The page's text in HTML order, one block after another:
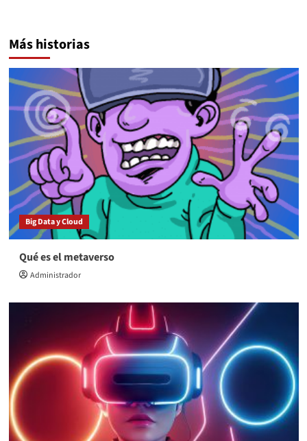
Más historias
Big Data y Cloud
Qué es el metaverso
Administrador